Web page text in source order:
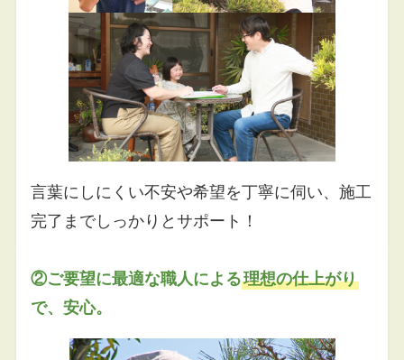
言葉にしにくい不安や希望を丁寧に伺い、施工
完了までしっかりとサポート！
②ご要望に最適な職人による理想の仕上がり
で、安心。